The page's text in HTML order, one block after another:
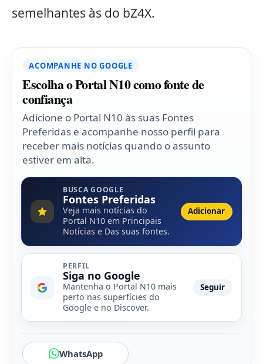
semelhantes às do bZ4X.
ACOMPANHE NO GOOGLE
Escolha o Portal N10 como fonte de
confiança
Adicione o Portal N10 às suas Fontes
Preferidas e acompanhe nosso perfil para
receber mais notícias quando o assunto
estiver em alta.
BUSCA GOOGLE
Fontes Preferidas
Veja mais notícias do
Portal N10 em Principais
Notícias e Das suas fontes.
Adicionar
PERFIL
Siga no Google
Mantenha o Portal N10 mais
perto nas superfícies do
Google e no Discover.
Seguir
WhatsApp